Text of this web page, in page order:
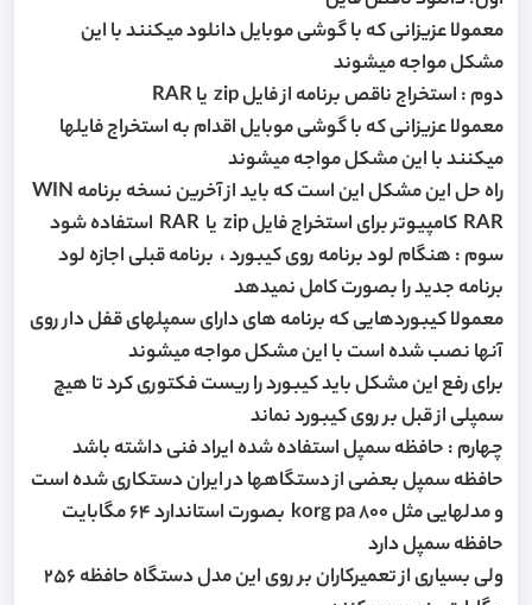
معمولا عزیزانی که با گوشی موبایل دانلود میکنند با این
مشکل مواجه میشوند
دوم : استخراج ناقص برنامه از فایل zip یا RAR
معمولا عزیزانی که با گوشی موبایل اقدام به استخراج فایلها
میکنند با این مشکل مواجه میشوند
راه حل این مشکل این است که باید از آخرین نسخه برنامه WIN
RAR کامپیوتر برای استخراج فایل zip یا RAR استفاده شود
سوم : هنگام لود برنامه روی کیبورد ، برنامه قبلی اجازه لود
برنامه جدید را بصورت کامل نمیدهد
معمولا کیبوردهایی که برنامه های دارای سمپلهای قفل دار روی
آنها نصب شده است با این مشکل مواجه میشوند
برای رفع این مشکل باید کیبورد را ریست فکتوری کرد تا هیچ
سمپلی از قبل بر روی کیبورد نماند
چهارم : حافظه سمپل استفاده شده ایراد فنی داشته باشد
حافظه سمپل بعضی از دستگاهها در ایران دستکاری شده است
و مدلهایی مثل korg pa 800 بصورت استاندارد 64 مگابایت
حافظه سمپل دارد
ولی بسیاری از تعمیرکاران بر روی این مدل دستگاه حافظه 256